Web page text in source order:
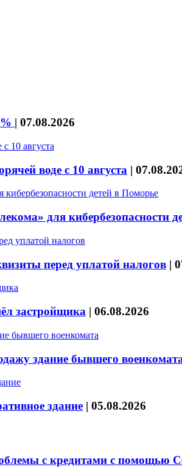
| 07.08.2026
воде с 10 августа |
для кибербезопасности
перед уплатой налогов |
застройщика | 06.08.2026
здание бывшего
здание | 05.08.2026
с кредитами с помощью